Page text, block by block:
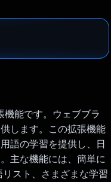
能です。ウェブブラ
します。この拡張機能
語の学習を提供し、日
主な機能には、簡単に
スト、さまざまな学習